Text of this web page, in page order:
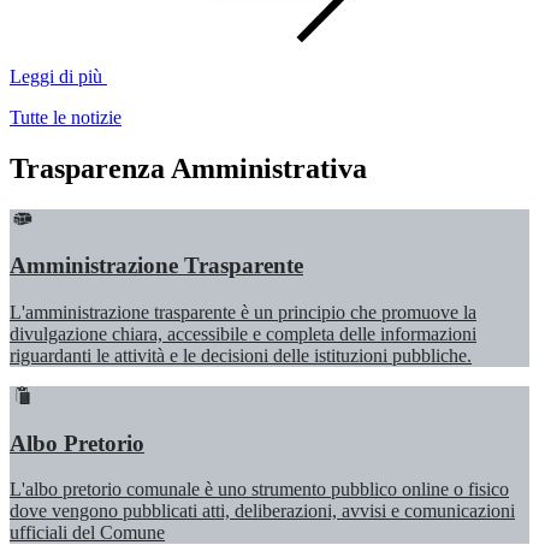
Leggi di più
Tutte le notizie
Trasparenza Amministrativa
Amministrazione Trasparente
L'amministrazione trasparente è un principio che promuove la
divulgazione chiara, accessibile e completa delle informazioni
riguardanti le attività e le decisioni delle istituzioni pubbliche.
Albo Pretorio
L'albo pretorio comunale è uno strumento pubblico online o fisico
dove vengono pubblicati atti, deliberazioni, avvisi e comunicazioni
ufficiali del Comune